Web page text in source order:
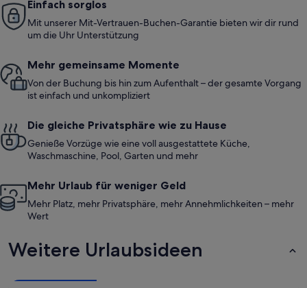
Einfach sorglos
Mit unserer Mit-Vertrauen-Buchen-Garantie bieten wir dir rund
um die Uhr Unterstützung
Mehr gemeinsame Momente
Von der Buchung bis hin zum Aufenthalt – der gesamte Vorgang
ist einfach und unkompliziert
Die gleiche Privatsphäre wie zu Hause
Genieße Vorzüge wie eine voll ausgestattete Küche,
Waschmaschine, Pool, Garten und mehr
Mehr Urlaub für weniger Geld
Mehr Platz, mehr Privatsphäre, mehr Annehmlichkeiten – mehr
Wert
Weitere Urlaubsideen